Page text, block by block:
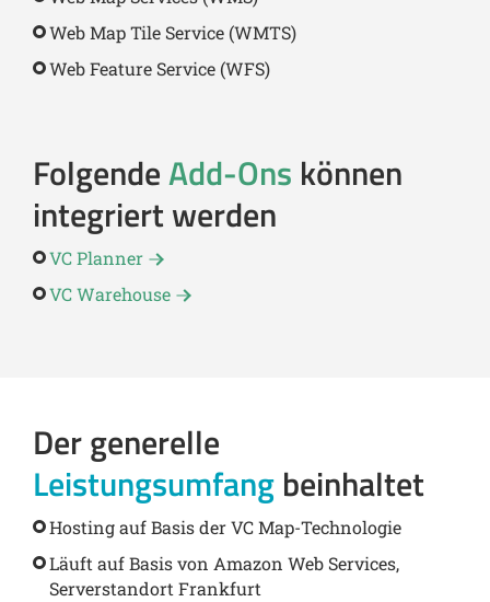
Web Map Tile Service (WMTS)
Web Feature Service (WFS)
FolgendeAdd-Ons können
integriert werden
VC Planner
VC Warehouse
Der generelle
Leistungsumfangbeinhaltet
Hosting auf Basis der VC Map-Technologie
Läuft auf Basis von Amazon Web Services,
Serverstandort Frankfurt